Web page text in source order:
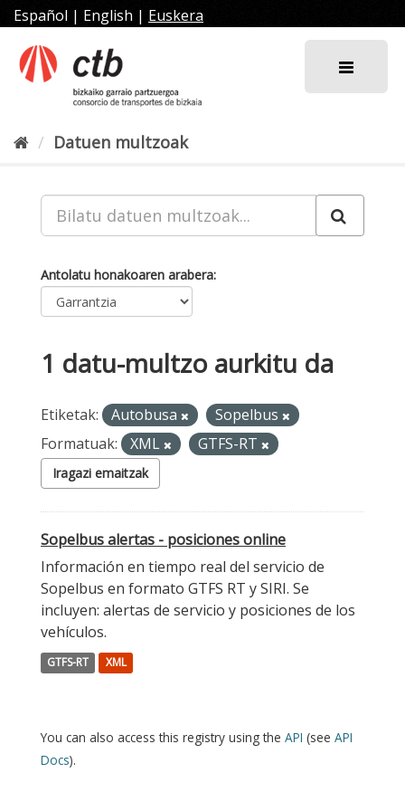
Joan
edukira
Español | English | Euskera
Datuen multzoak
Antolatu honakoaren arabera
1 datu-multzo aurkitu da
Etiketak: Autobusa
Sopelbus
Formatuak:
XML GTFS-RT
Iragazi emaitzak
Sopelbus alertas - posiciones online
Información en tiempo real del servicio de
Sopelbus en formato GTFS RT y SIRI. Se
incluyen: alertas de servicio y posiciones de los
vehículos.
GTFS-RT XML
You can also access this registry using the API (see API
Docs).